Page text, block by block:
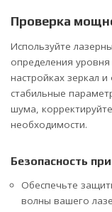
Проверка
Используйте
определения
настройках зеркал
стабильные
шума,
необходимости.
Безопасность
Обеспечьте
волны вашего